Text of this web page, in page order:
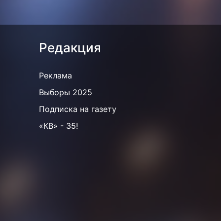
Редакция
Реклама
Выборы 2025
Подписка на газету
«КВ» - 35!